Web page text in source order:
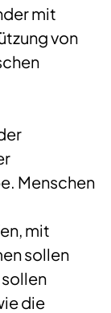
mit
von
Menschen
mit
sollen
die